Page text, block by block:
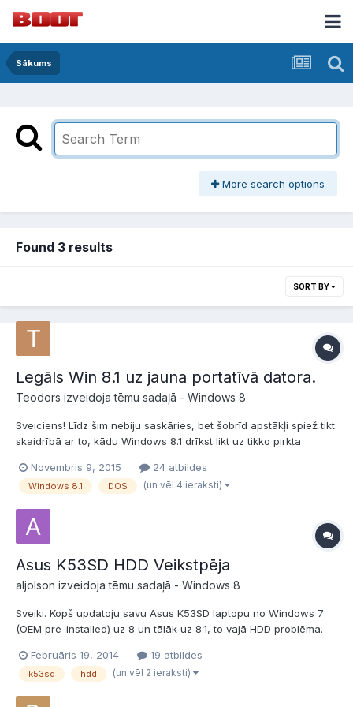
Sākums
More search options
Found 3 results
SORT BY
Legāls Win 8.1 uz jauna portatīvā datora.
Teodors izveidoja tēmu sadaļā - Windows 8
Sveiciens! Līdz šim nebiju saskāries, bet šobrīd apstākļi spiež tikt
skaidrībā ar to, kādu Windows 8.1 drīkst likt uz tikko pirkta
OEM, bet līdz šim īsti līdz galam neesmu sapratis, kā tā
licencēšana notiek. Negribas nošaut greizi...
Novembris 9, 2015 24 atbildes
Windows 8.1 DOS (un vēl 4 ieraksti)
Asus K53SD HDD Veikstpēja
aljolson izveidoja tēmu sadaļā - Windows 8
Sveiki. Kopš updatoju savu Asus K53SD laptopu no Windows 7
(OEM pre-installed) uz 8 un tālāk uz 8.1, to vajā HDD problēma.
no/uz USB ir stipri palēninātas. Programmu atvēršanas ātrums un
datora kopējais ''asums'' ir zuduši. Arī ZIP...
Februāris 19, 2014 19 atbildes
k53sd hdd (un vēl 2 ieraksti)